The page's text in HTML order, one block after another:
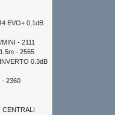
EVO+ 0,1dB
- 2111
- 2565
0.3dB
- 2360